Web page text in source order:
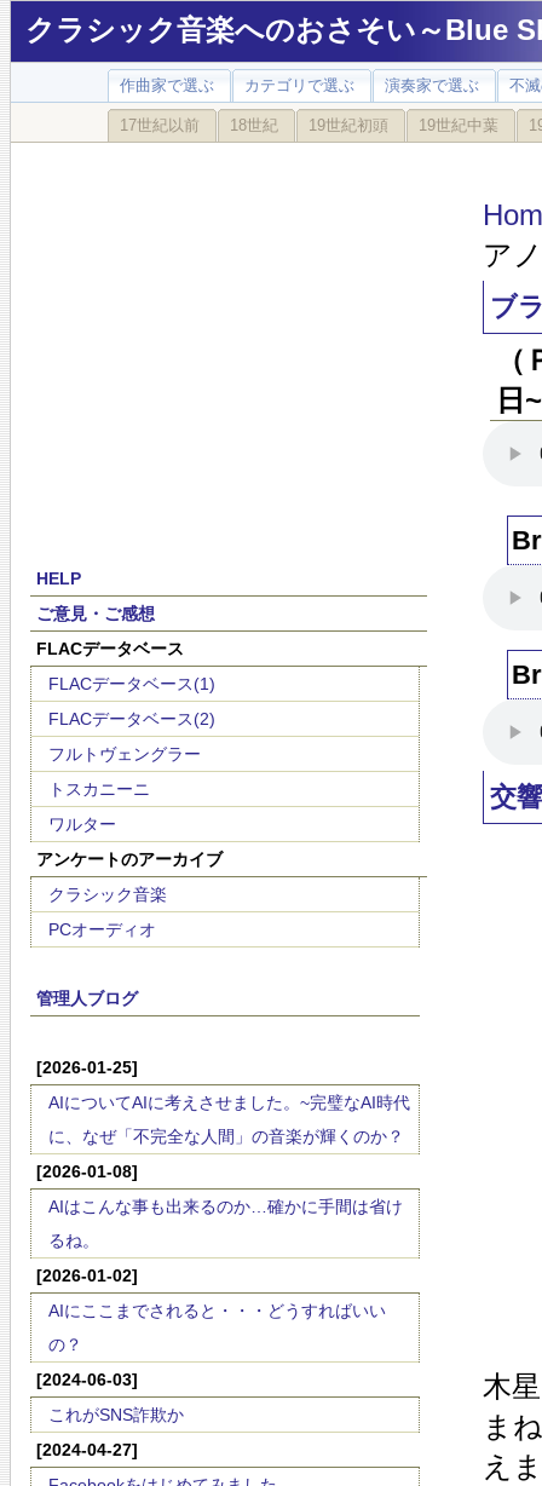
クラシック音楽へのおさそい～Blue
作曲家で選ぶ カテゴリで選ぶ 演奏家で選ぶ 不
17世紀以前 18世紀 19世紀初頭 19世紀中葉
HELP
ご意見・ご感想
FLACデータベース
FLACデータベース(1)
FLACデータベース(2)
フルトヴェングラー
トスカニーニ
ワルター
アンケートのアーカイブ
クラシック音楽
PCオーディオ
管理人ブログ
[2026-01-25]
AIについてAIに考えさせました。~完璧なAI時代
に、なぜ「不完全な人間」の音楽が輝くのか？
[2026-01-08]
AIはこんな事も出来るのか…確かに手間は省け
るね。
[2026-01-02]
AIにここまでされると・・・どうすればいい
の？
[2024-06-03]
これがSNS詐欺か
[2024-04-27]
ア
ブ
日
交
木
ま
え